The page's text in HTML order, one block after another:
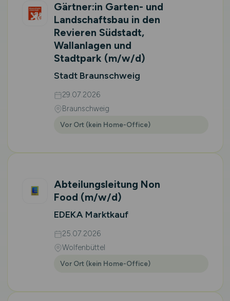
Gärtner:in Garten- und
Landschaftsbau in den
Revieren Südstadt,
Wallanlagen und
Stadtpark (m/w/d)
Stadt Braunschweig
29.07.2026
Braunschweig
Vor Ort (kein Home-Office)
Abteilungsleitung Non
Food (m/w/d)
EDEKA Marktkauf
25.07.2026
Wolfenbüttel
Vor Ort (kein Home-Office)